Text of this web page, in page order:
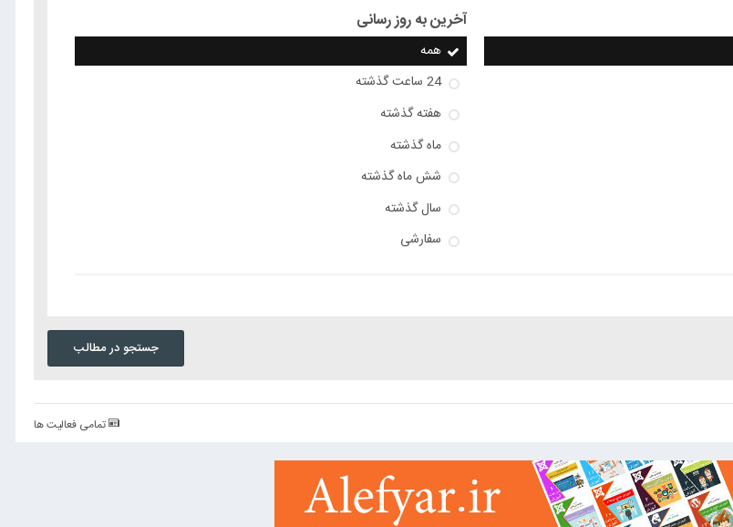
آخرین به روز رسانی
همه
24 ساعت گذشته
هفته گذشته
ماه گذشته
شش ماه گذشته
سال گذشته
سفارشی
جستجو در مطالب
تمامی فعالیت ها